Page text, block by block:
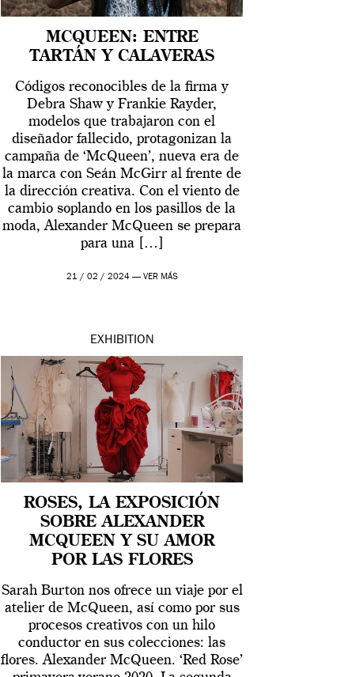
MCQUEEN: ENTRE
TARTÁN Y CALAVERAS
Códigos reconocibles de la firma y
Debra Shaw y Frankie Rayder,
modelos que trabajaron con el
diseñador fallecido, protagonizan la
campaña de ‘McQueen’, nueva era de
la marca con Seán McGirr al frente de
la dirección creativa. Con el viento de
cambio soplando en los pasillos de la
moda, Alexander McQueen se prepara
para una […]
21 / 02 / 2024 — VER MÁS
EXHIBITION
ROSES, LA EXPOSICIÓN
SOBRE ALEXANDER
MCQUEEN Y SU AMOR
POR LAS FLORES
Sarah Burton nos ofrece un viaje por el
atelier de McQueen, así como por sus
procesos creativos con un hilo
conductor en sus colecciones: las
flores. Alexander McQueen. ‘Red Rose’